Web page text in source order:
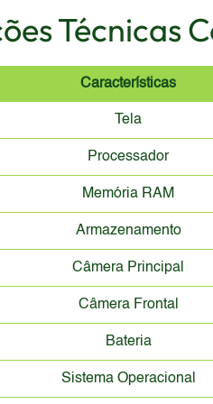
Técnicas
Características
Tela
Processador
Memória RAM
Armazenamento
Câmera Principal
Câmera Frontal
Bateria
Sistema Operacional